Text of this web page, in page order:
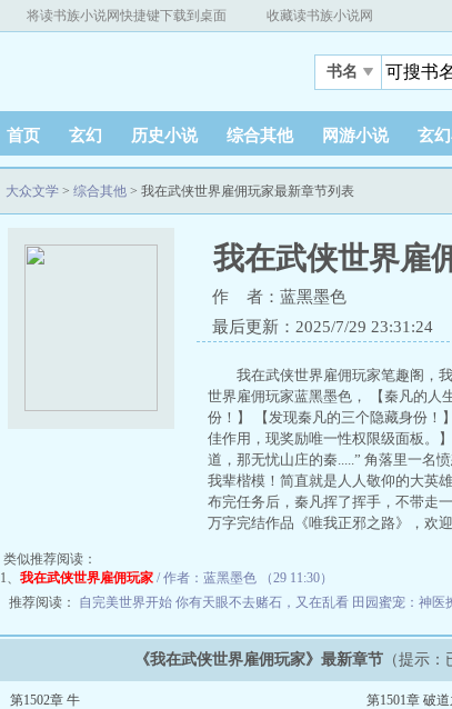
将读书族小说网快捷键下载到桌面 收藏读书族小说网
书名
首页 玄幻 历史小说 综合其他 网游小说 玄
大众文学 > 综合其他 > 我在武侠世界雇佣玩家最新章节列表
我在武侠世界雇
作 者：蓝黑墨色
最后更新：2025/7/29 23:31:24
我在武侠世界雇佣玩家笔趣阁，
世界雇佣玩家蓝黑墨色， 【秦凡的人
份！】 【发现秦凡的三个隐藏身份！
佳作用，现奖励唯一性权限级面板。
道，那无忧山庄的秦.....” 角落里一名
我辈楷模！简直就是人人敬仰的大英
布完任务后，秦凡挥了挥手，不带
万字完结作品《唯我正邪之路》，欢
类似推荐阅读：
1、 我在武侠世界雇佣玩家 / 作者：蓝黑墨色 （29 11:30）
推荐阅读： 自完美世界开始 你有天眼不去赌石，又在乱看 田园蜜宠：神医
《我在武侠世界雇佣玩家》最新章节 （提示
第1502章 牛 第1501章 破